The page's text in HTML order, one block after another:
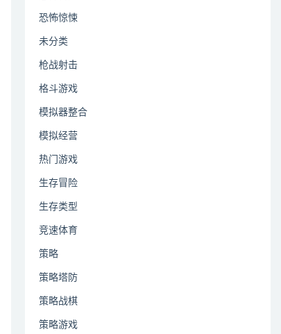
恐怖惊悚
未分类
枪战射击
格斗游戏
模拟器整合
模拟经营
热门游戏
生存冒险
生存类型
竞速体育
策略
策略塔防
策略战棋
策略游戏